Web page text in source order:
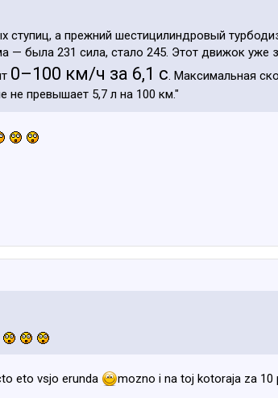
а прежний шестицилиндровый
была 231 сила, стало 245. Этот движок уже
0–100 км/ч за 6,1 с. Максимальная
не превышает 5,7 л на 100 км."
eto vsjo erunda mozno i na toj kotoraja za 10